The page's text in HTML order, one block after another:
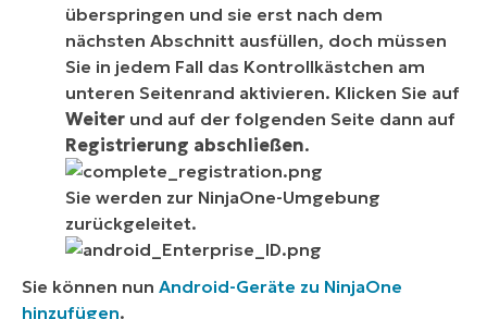
überspringen und sie erst nach dem
nächsten Abschnitt ausfüllen, doch müssen
Sie in jedem Fall das Kontrollkästchen am
unteren Seitenrand aktivieren. Klicken Sie auf
Weiter und auf der folgenden Seite dann auf
Registrierung abschließen.
Sie werden zur NinjaOne-Umgebung
zurückgeleitet.
Sie können nun Android-Geräte zu NinjaOne
hinzufügen.